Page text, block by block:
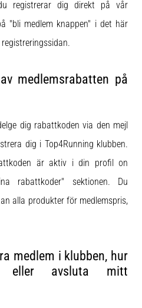
registrerar dig direkt på vår
"bli medlem knappen" i det här
medlemsrabatten på
dig rabattkoden via den mejl
dig i Top4Running klubben.
är aktiv i din profil on
rabattkoder" sektionen. Du
alla produkter för medlemspris,
medlem i klubben, hur
avsluta mitt